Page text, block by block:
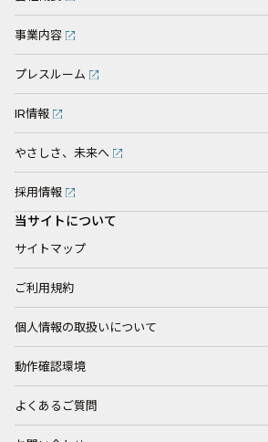
事業内容
プレスルーム
IR情報
やさしさ、未来へ
採用情報
当サイトについて
サイトマップ
ご利用規約
個人情報の取扱いについて
動作確認環境
よくあるご質問